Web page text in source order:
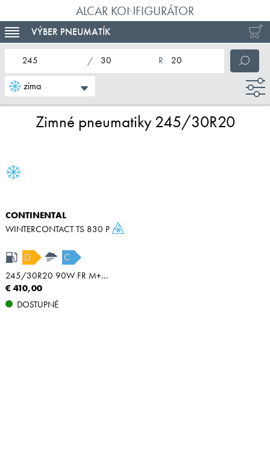
ALCAR KONFIGURÁTOR
TOGGLE NAVIGATION
VÝBER PNEUMATÍK
zima
nominálna šírka pneumatiky
profil pneumatiky
nominálny priemer pneumatiky
Zimné pneumatiky 245/30R20
CONTINENTAL
WINTERCONTACT TS 830 P
D C
245/30R20 90W FR M+S XL
€ 410,00
DOSTUPNÉ